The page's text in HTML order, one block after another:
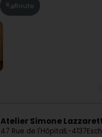
Route
Atelier Simone
47 Rue de l'HôpitalL-4137